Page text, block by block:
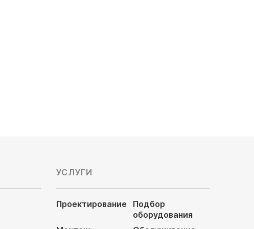
УСЛУГИ
Проектирование
Подбор
оборудования